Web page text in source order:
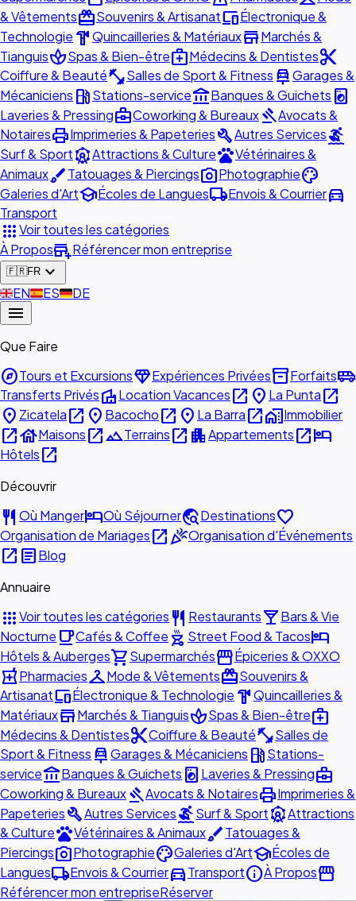
& VêtementsredeemSouvenirs & ArtisanatdevicesÉlectronique &
Technologie hardwareQuincailleries & MatériauxstoreMarchés &
TianguisspaSpas & Bien-êtremedical_servicesMédecins & Dentistescontent_cut
Coiffure & Beautéfitness_centerSalles de Sport & Fitness car_repairGarages &
Mécaniciens local_gas_stationStations-serviceaccount_balanceBanques & Guichets local_laundry_service
Laveries & Pressingbusiness_centerCoworking & BureauxgavelAvocats &
NotairesprintImprimeries & PapeteriesbuildAutres Servicessurfing
Surf & SportattractionsAttractions & CulturepetsVétérinaires &
AnimauxbrushTatouages & Piercingsphoto_cameraPhotographiepalette
Galeries d'ArtschoolÉcoles de Langueslocal_shippingEnvois & Courrierdirections_car
Transport
appsVoir toutes les catégories
À Proposadd_businessRéférencer mon entreprise
🇫🇷FR expand_more
🇬🇧EN🇪🇸ES🇩🇪DE
menu
Que Faire
exploreTours et ExcursionsdiamondExpériences Privéesinventory_2Forfaitsairport_shuttle
Transferts PrivésvillaLocation Vacancesopen_in_new place La Puntaopen_in_new
place Zicatelaopen_in_new place Bacochoopen_in_new place La Barraopen_in_newhome_workImmobilier
open_in_newhouseMaisonsopen_in_newlandscapeTerrainsopen_in_new apartmentAppartementsopen_in_newhotel
Hôtelsopen_in_new
Découvrir
restaurant Où MangerhotelOù Séjournertravel_exploreDestinationsfavorite
Organisation de Mariagesopen_in_newcelebrationOrganisation d'Événements
open_in_new articleBlog
Annuaire
appsVoir toutes les catégories restaurant Restaurantslocal_barBars & Vie
Nocturne local_cafeCafés & Coffee outdoor_grill Street Food & Tacoshotel
Hôtels & Aubergesshopping_cartSupermarchésstorefrontÉpiceries & OXXO
local_pharmacyPharmaciescheckroomMode & VêtementsredeemSouvenirs &
ArtisanatdevicesÉlectronique & Technologie hardwareQuincailleries &
MatériauxstoreMarchés & TianguisspaSpas & Bien-êtremedical_services
Médecins & Dentistescontent_cutCoiffure & Beautéfitness_centerSalles de
Sport & Fitness car_repairGarages & Mécaniciens local_gas_stationStations-
serviceaccount_balanceBanques & Guichets local_laundry_service Laveries & Pressingbusiness_center
Coworking & BureauxgavelAvocats & NotairesprintImprimeries &
PapeteriesbuildAutres ServicessurfingSurf & SportattractionsAttractions
& CulturepetsVétérinaires & AnimauxbrushTatouages &
Piercingsphoto_cameraPhotographiepaletteGaleries d'ArtschoolÉcoles de
Langueslocal_shippingEnvois & Courrierdirections_carTransportinfoÀ Proposstorefront
Référencer mon entrepriseRéserver